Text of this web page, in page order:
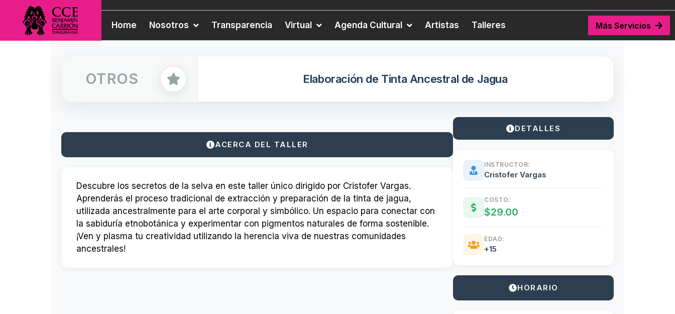
Home Nosotros Transparencia Virtual Agenda Cultural Artistas Talleres Más Servicios
OTROS Elaboración de Tinta Ancestral de Jagua
ACERCA DEL TALLER
Descubre los secretos de la selva en este taller único dirigido por Cristofer Vargas.
Aprenderás el proceso tradicional de extracción y preparación de la tinta de jagua,
utilizada ancestralmente para el arte corporal y simbólico. Un espacio para conectar con
la sabiduría etnobotánica y experimentar con pigmentos naturales de forma sostenible.
¡Ven y plasma tu creatividad utilizando la herencia viva de nuestras comunidades
ancestrales!
DETALLES
INSTRUCTOR:
Cristofer Vargas
COSTO:
$29.00
EDAD:
+15
HORARIO